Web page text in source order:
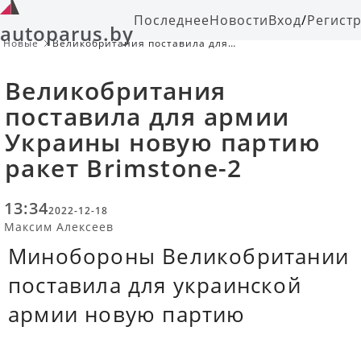
autoparus.byПоследнееНовостиВход/
Новые
Великобритания поставила для
Великобритания
поставила для армии
Украины новую партию
ракет Brimstone-2
13:342022-12-18
Максим Алексеев
Минобороны Великобритании
поставила для украинской
армии новую партию